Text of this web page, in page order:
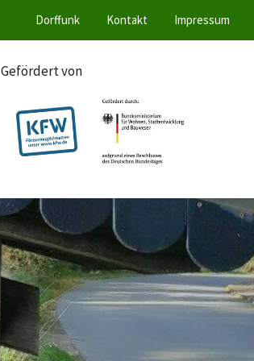
Dorffunk Kontakt Impressum
Gefördert von